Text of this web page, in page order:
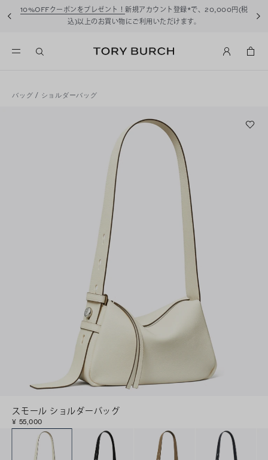
10%OFFクーポンをプレゼント！ 新規アカウント登録*で、20,000円(税
込)以上のお買い物にご利用いただけます。
バッグ / ショルダーバッグ
スモール ショルダーバッグ
¥ 55,000